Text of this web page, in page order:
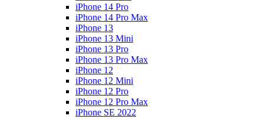
iPhone 14 Pro
iPhone 14 Pro Max
iPhone 13
iPhone 13 Mini
iPhone 13 Pro
iPhone 13 Pro Max
iPhone 12
iPhone 12 Mini
iPhone 12 Pro
iPhone 12 Pro Max
iPhone SE 2022